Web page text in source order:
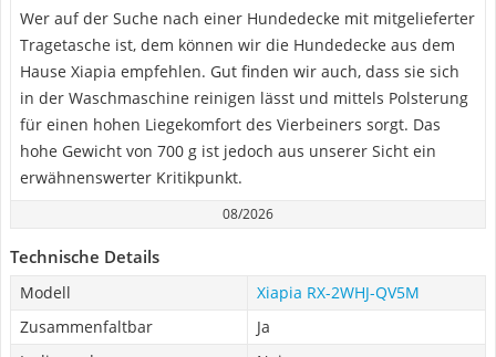
Wer auf der Suche nach einer Hundedecke mit mitgelieferter
Tragetasche ist, dem können wir die Hundedecke aus dem
Hause Xiapia empfehlen. Gut finden wir auch, dass sie sich
in der Waschmaschine reinigen lässt und mittels Polsterung
für einen hohen Liegekomfort des Vierbeiners sorgt. Das
hohe Gewicht von 700 g ist jedoch aus unserer Sicht ein
erwähnenswerter Kritikpunkt.
08/2026
Technische Details
Modell
Xiapia RX-2WHJ-QV5M
Zusammenfaltbar
Ja